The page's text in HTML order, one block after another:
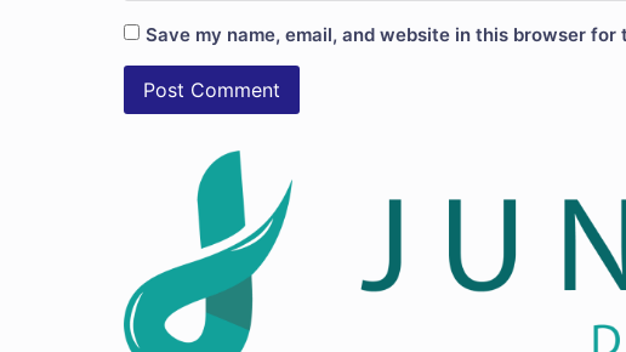
Save my name, email, and website in this browser for